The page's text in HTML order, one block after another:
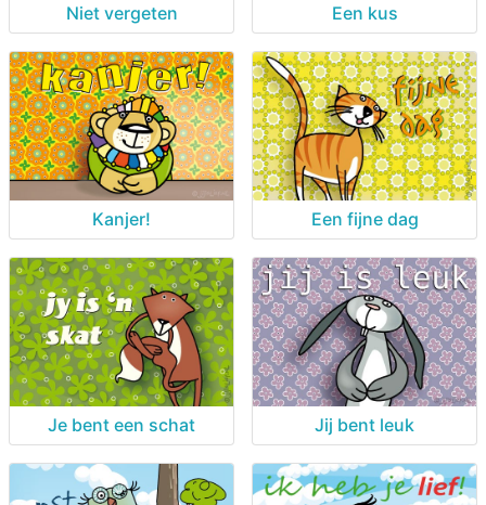
Niet vergeten Een kus
Kanjer! Een fijne dag
Je bent een schat Jij bent leuk